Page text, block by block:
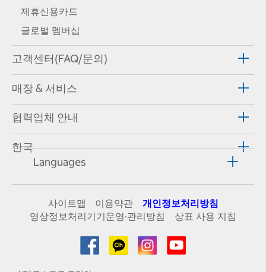
제휴신용카드
글로벌 멤버십
고객센터(FAQ/문의)
매장 & 서비스
협력업체 안내
한국
Languages
사이트맵 이용약관
개인정보처리방침
영상정보처리기기운영·관리방침
상표 사용 지침